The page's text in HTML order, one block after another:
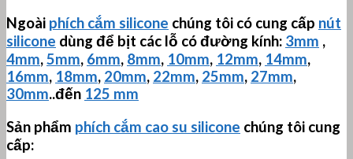
Ngoài phích cắm silicone chúng tôi có cung cấp nút
silicone dùng để bịt các lỗ có đường kính: 3mm ,
4mm,5mm, 6mm, 8mm, 10mm, 12mm, 14mm,
16mm, 18mm, 20mm, 22mm, 25mm, 27mm,
30mm..đến 125 mm
Sản phẩm phích cắm cao su silicone chúng tôi cung
cấp: